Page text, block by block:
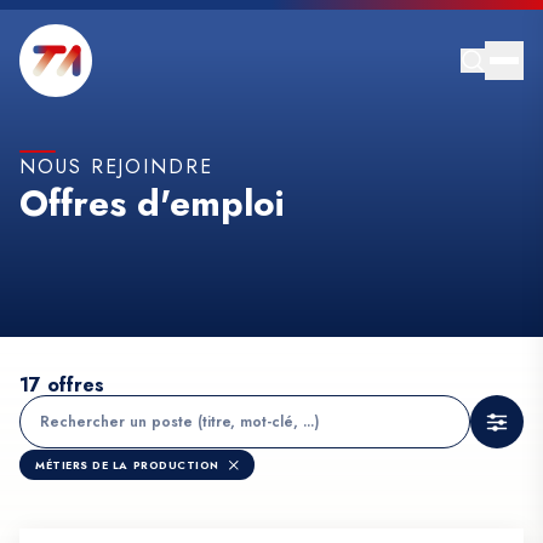
NOUS REJOINDRE
Offres d'emploi
17 offres
Rechercher un poste
Vous pouvez rechercher par titre ou par mot-clé.
MÉTIERS DE LA PRODUCTION